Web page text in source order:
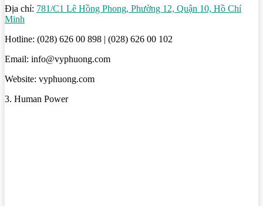
Địa chỉ: 781/C1 Lê Hồng Phong, Phường 12, Quận 10, Hồ Chí
Minh
Hotline: (028) 626 00 898 | (028) 626 00 102
Email: info@vyphuong.com
Website: vyphuong.com
3. Human Power